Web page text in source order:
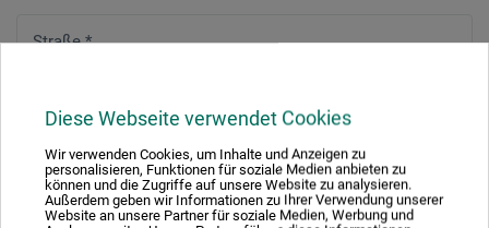
Diese Webseite verwendet Cookies
Wir verwenden Cookies, um Inhalte und Anzeigen zu
personalisieren, Funktionen für soziale Medien anbieten zu
können und die Zugriffe auf unsere Website zu analysieren.
Außerdem geben wir Informationen zu Ihrer Verwendung unserer
Website an unsere Partner für soziale Medien, Werbung und
Straße*